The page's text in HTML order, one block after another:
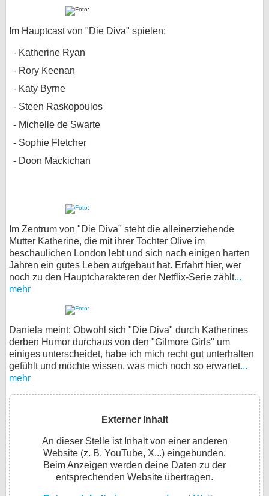
Im Hauptcast von "Die Diva" spielen:
Katherine Ryan
Rory Keenan
Katy Byrne
Steen Raskopoulos
Michelle de Swarte
Sophie Fletcher
Doon Mackichan
Im Zentrum von "Die Diva" steht die alleinerziehende
Mutter Katherine, die mit ihrer Tochter Olive im
beschaulichen London lebt und sich nach einigen harten
Jahren ein gutes Leben aufgebaut hat. Erfahrt hier, wer
noch zu den Hauptcharakteren der Netflix-Serie zählt...
mehr
Daniela meint: Obwohl sich "Die Diva" durch Katherines
derben Humor durchaus von den "Gilmore Girls" um
einiges unterscheidet, habe ich mich recht gut unterhalten
gefühlt und möchte wissen, was mich noch so erwartet...
mehr
Externer Inhalt
An dieser Stelle ist Inhalt von einer anderen
Website (z. B. YouTube, X...) eingebunden.
Beim Anzeigen werden deine Daten zu der
entsprechenden Website übertragen.